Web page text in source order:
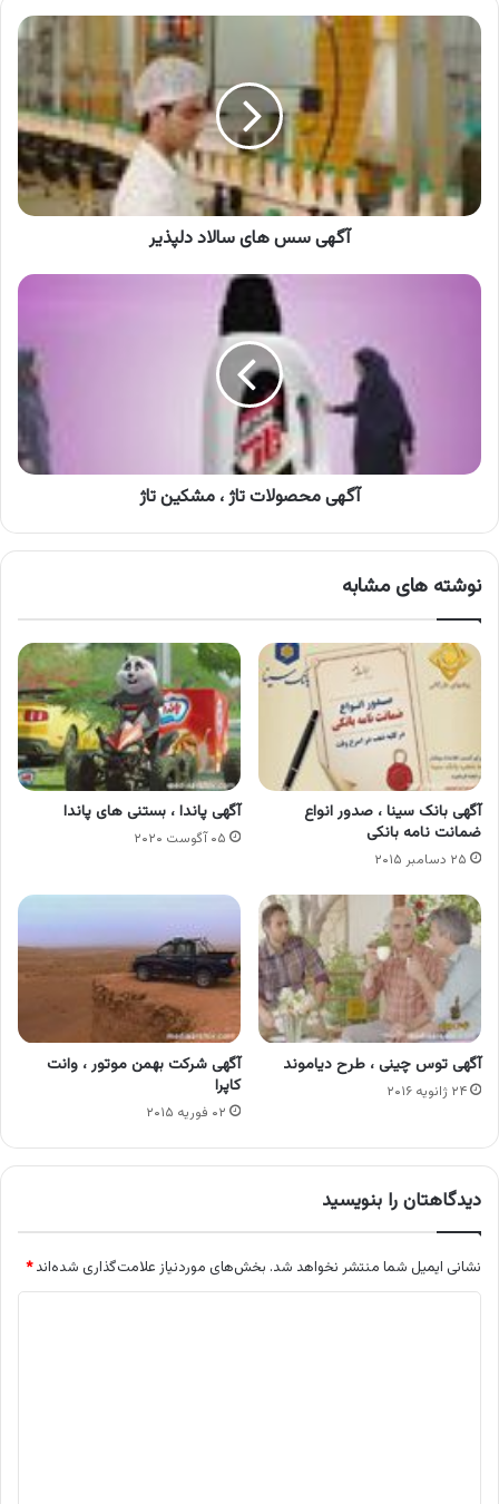
آگهی
سس
های
سالاد
دلپذیر
آگهی سس های سالاد دلپذیر
آگهی
آگهی محصولات تاژ ، مشکین تاژ
نوشته های مشابه
آگهی بانک سینا ، صدور انواع
ضمانت نامه بانکی
۲۵ دسامبر ۲۰۱۵
آگهی پاندا ، بستنی های پاندا
۰۵ آگوست ۲۰۲۰
آگهی توس چینی ، طرح دیاموند
۲۴ ژانویه ۲۰۱۶
آگهی شرکت بهمن موتور ، وانت
کاپرا
۰۲ فوریه ۲۰۱۵
دیدگاهتان را بنویسید
نشانی ایمیل شما منتشر نخواهد شد. بخش‌های موردنیاز علامت‌گذاری شده‌اند*